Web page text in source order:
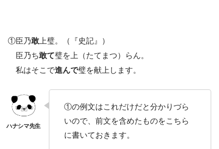
①臣乃敢 上璧。（『史記』）
臣乃ち敢て璧を上（たてまつ）らん。
私はそこで進んで璧を献上します。
①の例文はこれだけだと分かりづら
いので、前文を含めたものをこちら
に書いておきます。